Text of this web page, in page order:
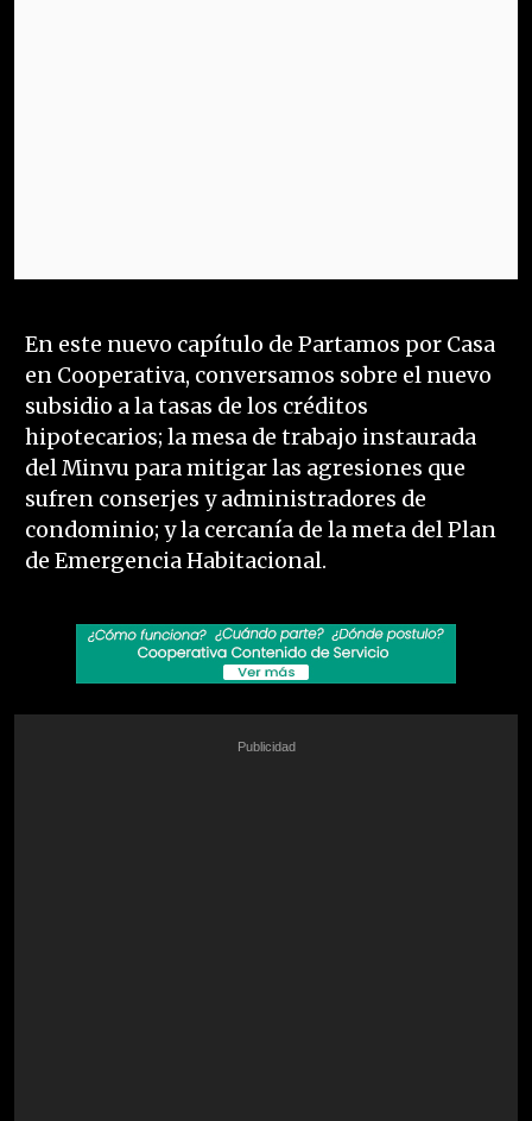
En este nuevo capítulo de Partamos por Casa
en Cooperativa, conversamos sobre el nuevo
subsidio a la tasas de los créditos
hipotecarios; la mesa de trabajo instaurada
del Minvu para mitigar las agresiones que
sufren conserjes y administradores de
condominio; y la cercanía de la meta del Plan
de Emergencia Habitacional.